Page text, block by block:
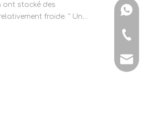
ont stocké des
froide. " Un
+ 86-
+ 86-